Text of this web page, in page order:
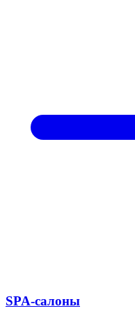
SPA-салоны